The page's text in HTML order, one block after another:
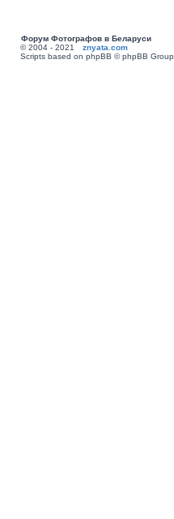
Форум Фотографов в Беларуси
© 2004 - 2021 znyata.com
Scripts based on phpBB © phpBB Group